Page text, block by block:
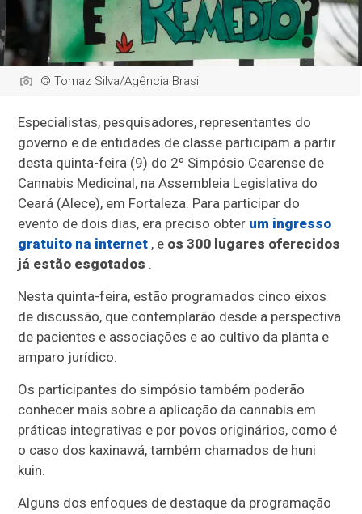
© Tomaz Silva/Agência Brasil
Especialistas, pesquisadores, representantes do
governo e de entidades de classe participam a partir
desta quinta-feira (9) do 2º Simpósio Cearense de
Cannabis Medicinal, na Assembleia Legislativa do
Ceará (Alece), em Fortaleza. Para participar do
evento de dois dias, era preciso obter um ingresso
gratuito na internet , e os 300 lugares oferecidos
já estão esgotados .
Nesta quinta-feira, estão programados cinco eixos
de discussão, que contemplarão desde a perspectiva
de pacientes e associações e ao cultivo da planta e
amparo jurídico.
Os participantes do simpósio também poderão
conhecer mais sobre a aplicação da cannabis em
práticas integrativas e por povos originários, como é
o caso dos kaxinawá, também chamados de huni
kuin.
Alguns dos enfoques de destaque da programação